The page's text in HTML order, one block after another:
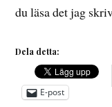
du läsa det jag
Dela detta:
E-post